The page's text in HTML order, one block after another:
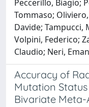
Peccerillo, Biagio;
Tommaso;
Davide; Tampucci,
Volpini, Federico;
Claudio; Neri,
Accuracy of
Mutation
Bivariate Meta-